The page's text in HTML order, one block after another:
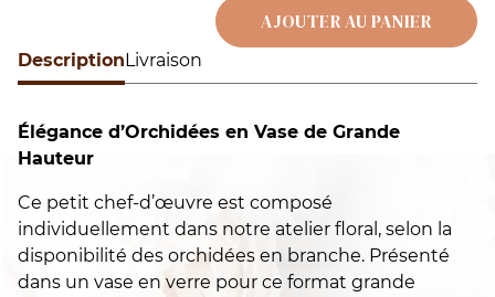
DescriptionLivraison
Élégance d’Orchidées en Vase de Grande
Hauteur
Ce petit chef-d’œuvre est composé
individuellement dans notre atelier floral, selon la
disponibilité des orchidées en branche. Présenté
dans un vase en verre pour ce format grande
AJOUTER AU PANIER
Alternative: